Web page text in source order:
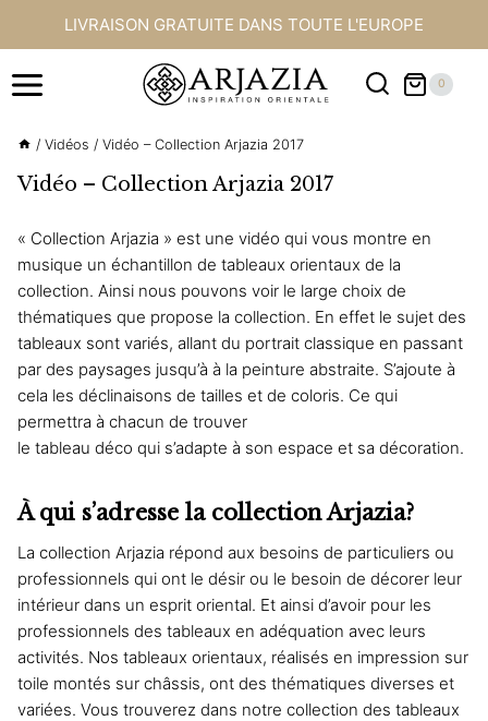
LIVRAISON GRATUITE DANS TOUTE L'EUROPE
0
/ Vidéos / Vidéo – Collection Arjazia 2017
Vidéo – Collection Arjazia 2017
« Collection Arjazia » est une vidéo qui vous montre en
musique un échantillon de tableaux orientaux de la
collection. Ainsi nous pouvons voir le large choix de
thématiques que propose la collection. En effet le sujet des
tableaux sont variés, allant du portrait classique en passant
par des paysages jusqu’à à la peinture abstraite. S’ajoute à
cela les déclinaisons de tailles et de coloris. Ce qui
permettra à chacun de trouver
le tableau déco qui s’adapte à son espace et sa décoration.
À qui s’adresse la collection Arjazia?
La collection Arjazia répond aux besoins de particuliers ou
professionnels qui ont le désir ou le besoin de décorer leur
intérieur dans un esprit oriental. Et ainsi d’avoir pour les
professionnels des tableaux en adéquation avec leurs
activités. Nos tableaux orientaux, réalisés en impression sur
toile montés sur châssis, ont des thématiques diverses et
variées. Vous trouverez dans notre collection des tableaux